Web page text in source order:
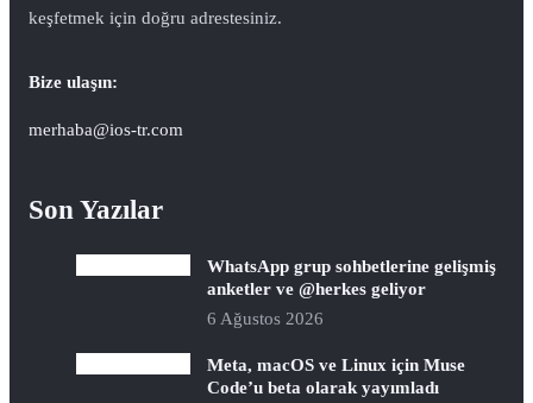
keşfetmek için doğru adrestesiniz.
Bize ulaşın:
merhaba@ios-tr.com
Son Yazılar
WhatsApp grup sohbetlerine gelişmiş
anketler ve @herkes geliyor
6 Ağustos 2026
Meta, macOS ve Linux için Muse
Code’u beta olarak yayımladı